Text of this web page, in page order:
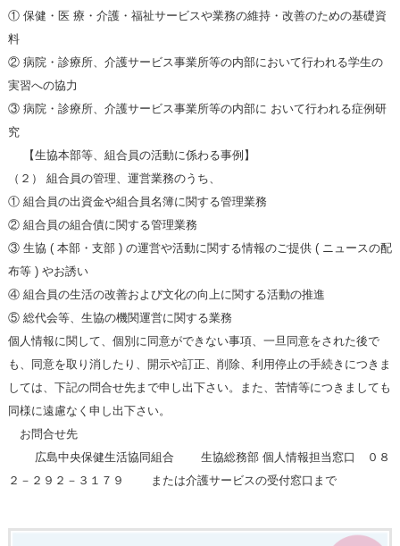
① 保健・医 療・介護・福祉サービスや業務の維持・改善のための基礎資
料
② 病院・診療所、介護サービス事業所等の内部において行われる学生の
実習への協力
③ 病院・診療所、介護サービス事業所等の内部に おいて行われる症例研
究
【生協本部等、組合員の活動に係わる事例】
（２） 組合員の管理、運営業務のうち、
① 組合員の出資金や組合員名簿に関する管理業務
② 組合員の組合債に関する管理業務
③ 生協 ( 本部・支部 ) の運営や活動に関する情報のご提供 ( ニュースの配
布等 ) やお誘い
④ 組合員の生活の改善および文化の向上に関する活動の推進
⑤ 総代会等、生協の機関運営に関する業務
個人情報に関して、個別に同意ができない事項、一旦同意をされた後で
も、同意を取り消したり、開示や訂正、削除、利用停止の手続きにつきま
しては、下記の問合せ先まで申し出下さい。また、苦情等につきましても
同様に遠慮なく申し出下さい。
お問合せ先
広島中央保健生活協同組合 生協総務部 個人情報担当窓口 ０８
２－２９２－３１７９ または介護サービスの受付窓口まで